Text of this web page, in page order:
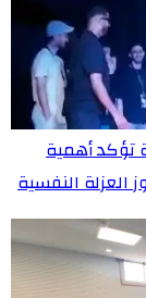
تؤكد أهمية
العزلة النفسية